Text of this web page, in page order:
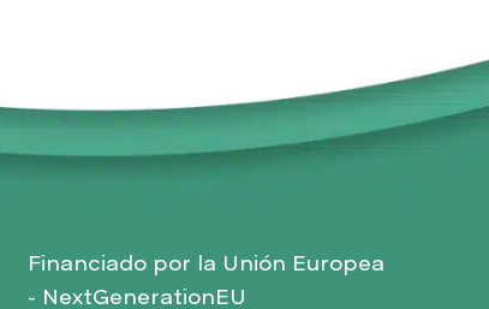
Financiado por la Unión Europea
- NextGenerationEU